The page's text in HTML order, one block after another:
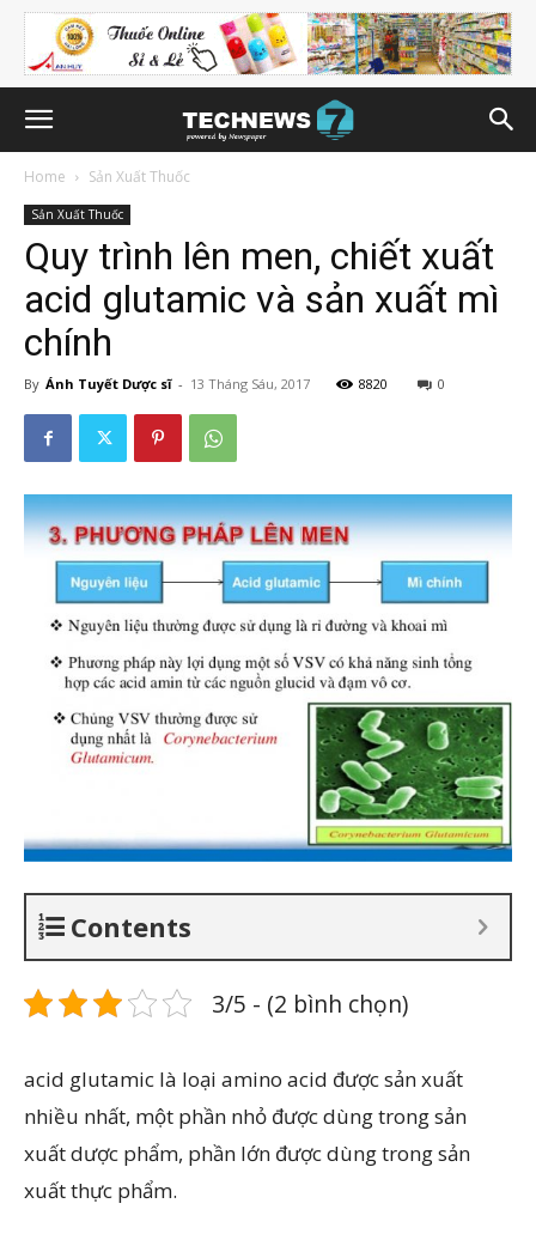
Home Sản Xuất Thuốc
Sản Xuất Thuốc
Quy trình lên men, chiết xuất
acid glutamic và sản xuất mì
chính
By Ánh Tuyết Dược sĩ - 13 Tháng Sáu, 2017 8820 0
Contents
3/5 - (2 bình chọn)
acid glutamic là loại amino acid được sản xuất
nhiều nhất, một phần nhỏ được dùng trong sản
xuất dược phẩm, phần lớn được dùng trong sản
xuất thực phẩm.